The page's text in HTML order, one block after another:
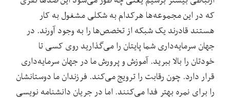
که در این مجموعه‌ها هرکدام به شکلی مشغول به کار
هستند قادرند یک شبکه از تخصص‌ها را به وجود آورند. در
جهان سرمایه‌داری شما پایتان را می‌گذارید روی کسی تا
خودتان را بالا ببرید. آموزش و پرورش ما در جهان سرمایه‌داری
قرار دارد. چون رقابت را ترویج می‌کند. فرزندان ما دوستانشان
را برای نمره بهتر فدا می‌کنند. اما در جریان دانشنامه نویسی